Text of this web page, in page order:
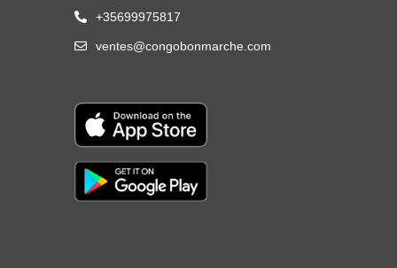
+35699975817
ventes@congobonmarche.com